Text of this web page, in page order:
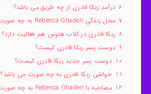
6 درآمد ربکا قادری از چه طریق می باشد؟
7 محل زندگی Rebecca Ghaderi به چه صورت می باشد؟
8 ربکا قادری در کلاب هاوس هم فعالیت دارد؟
9 دوست پسر ربکا قادری کیست؟
10 دوست پسر جدید ربکا قادری کیست؟
11 حواشی ربکا قادری به چه صورت می باشد؟
12 مصاحبه با Rebecca Ghaderi به چه صورت می باشد؟